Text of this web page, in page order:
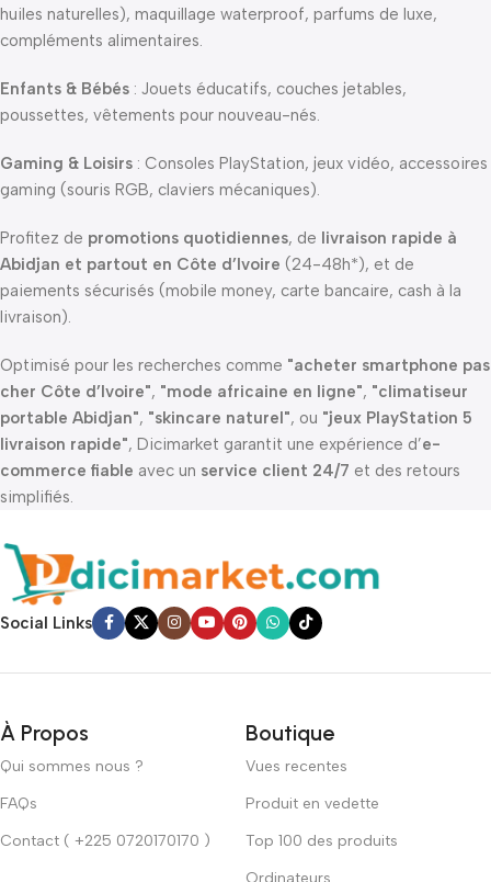
huiles naturelles), maquillage waterproof, parfums de luxe,
compléments alimentaires.
Enfants & Bébés : Jouets éducatifs, couches jetables,
poussettes, vêtements pour nouveau-nés.
Gaming & Loisirs : Consoles PlayStation, jeux vidéo, accessoires
gaming (souris RGB, claviers mécaniques).
Profitez de promotions quotidiennes, de livraison rapide à
Abidjan et partout en Côte d’Ivoire (24-48h*), et de
paiements sécurisés (mobile money, carte bancaire, cash à la
livraison).
Optimisé pour les recherches comme "acheter smartphone pas
cher Côte d’Ivoire", "mode africaine en ligne", "climatiseur
portable Abidjan", "skincare naturel", ou "jeux PlayStation 5
livraison rapide", Dicimarket garantit une expérience d’e-
commerce fiable avec un service client 24/7 et des retours
simplifiés.
Social Links
À Propos
Qui sommes nous ?
FAQs
Contact ( +225 0720170170 )
Boutique
Vues recentes
Produit en vedette
Top 100 des produits